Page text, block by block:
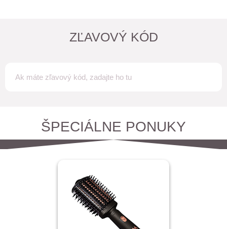
ZĽAVOVÝ KÓD
ŠPECIÁLNE PONUKY